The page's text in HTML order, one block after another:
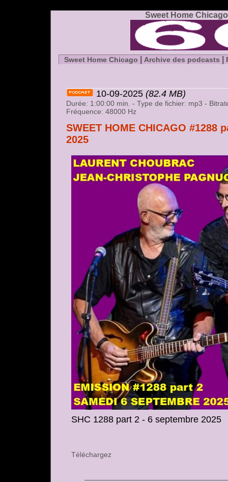
Sweet Home
Sweet Home Chicago Archive des podcasts
10-09-2025 (82.4 MB)
Durée: 1:00:00 min. - Type de fichier: mp3 -
Fréquence: 48000 Hz
SWEET HOME CHICAGO #1288
2025
SHC 1288 part 2 - 6 septembre 2025
Téléchargez